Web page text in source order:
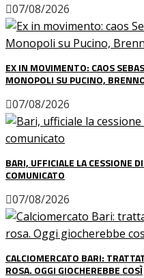
Ex
L’avversario
Giovanili
Interviste
Calciomercato
Serie B
Video
07/08/2026
EX IN MOVIMENTO: CAOS
MONOPOLI SU PUCINO,
07/08/2026
BARI, UFFICIALE LA CESSIONE
COMUNICATO
07/08/2026
CALCIOMERCATO BARI:
ROSA. OGGI GIOCHEREBBE COSÌ